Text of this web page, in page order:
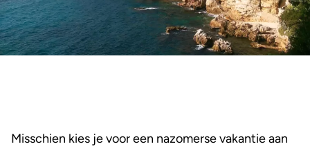
Misschien kies je voor een nazomerse vakantie aan